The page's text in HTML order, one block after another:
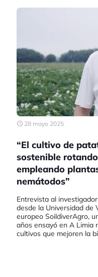
28 mayo 2025
“El cultivo de
sostenible
empleando
nemátodos”
Entrevista al
desde la Universidad de
europeo SoildiverAgro,
años ensayó en A Limia
cultivos que mejoren la